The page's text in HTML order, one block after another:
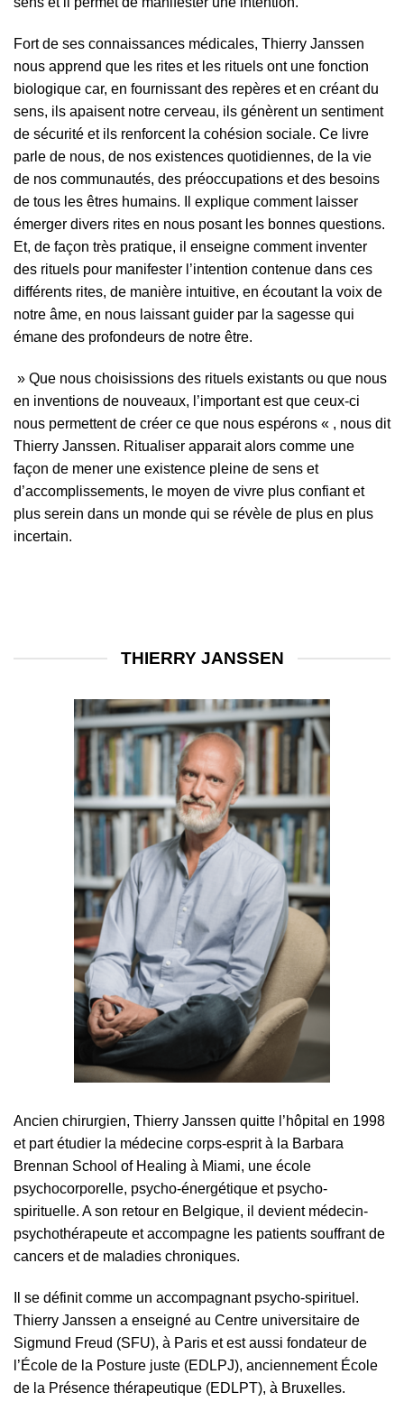
Fort de ses connaissances médicales, Thierry Janssen
nous apprend que les rites et les rituels ont une fonction
biologique car, en fournissant des repères et en créant du
sens, ils apaisent notre cerveau, ils génèrent un sentiment
de sécurité et ils renforcent la cohésion sociale. Ce livre
parle de nous, de nos existences quotidiennes, de la vie
de nos communautés, des préoccupations et des besoins
de tous les êtres humains. Il explique comment laisser
émerger divers rites en nous posant les bonnes questions.
Et, de façon très pratique, il enseigne comment inventer
des rituels pour manifester l’intention contenue dans ces
différents rites, de manière intuitive, en écoutant la voix de
notre âme, en nous laissant guider par la sagesse qui
émane des profondeurs de notre être.
» Que nous choisissions des rituels existants ou que nous
en inventions de nouveaux, l’important est que ceux-ci
nous permettent de créer ce que nous espérons « , nous dit
Thierry Janssen. Ritualiser apparait alors comme une
façon de mener une existence pleine de sens et
d’accomplissements, le moyen de vivre plus confiant et
plus serein dans un monde qui se révèle de plus en plus
incertain.
THIERRY JANSSEN
Ancien chirurgien, Thierry Janssen quitte l’hôpital en 1998
et part étudier la médecine corps-esprit à la Barbara
Brennan School of Healing à Miami, une école
psychocorporelle, psycho-énergétique et psycho-
spirituelle. A son retour en Belgique, il devient médecin-
psychothérapeute et accompagne les patients souffrant de
cancers et de maladies chroniques.
Il se définit comme un accompagnant psycho-spirituel.
Thierry Janssen a enseigné au Centre universitaire de
Sigmund Freud (SFU), à Paris et est aussi fondateur de
l’École de la Posture juste (EDLPJ), anciennement École
de la Présence thérapeutique (EDLPT), à Bruxelles.